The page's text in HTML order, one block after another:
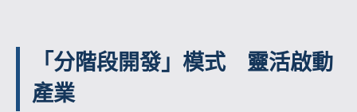
「分階段開發」模式 靈活啟動
產業